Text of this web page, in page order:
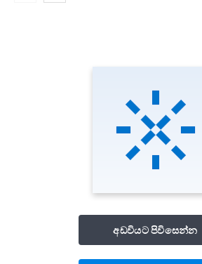
අඩවියට පිවිසෙන්න